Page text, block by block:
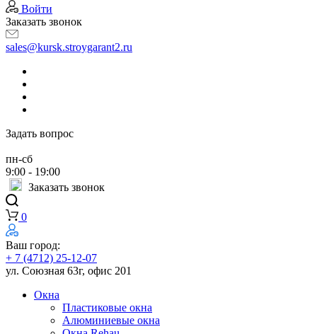
Войти
Заказать звонок
sales@kursk.stroygarant2.ru
Задать вопрос
пн-сб
9:00 - 19:00
Заказать звонок
0
Ваш город:
+ 7 (4712) 25-12-07
ул. Союзная 63г, офис 201
Окна
Пластиковые окна
Алюминиевые окна